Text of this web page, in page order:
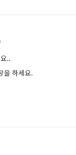
..
을 하세요.